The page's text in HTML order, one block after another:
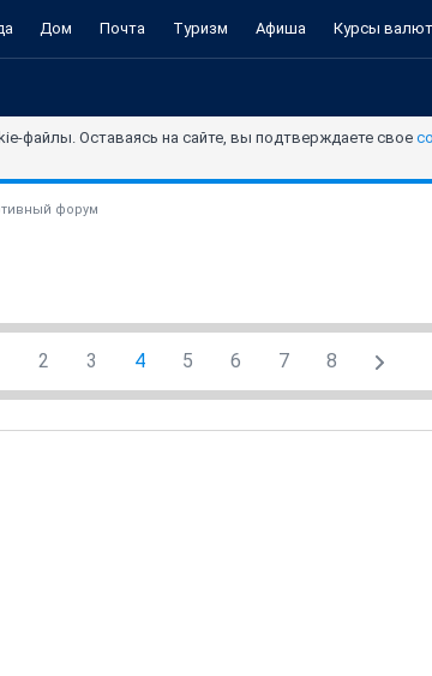
Дом Почта Туризм Афиша Курсы валют
файлы. Оставаясь на сайте, вы подтверждаете свое
форум
2 3 4 5 6 7 8